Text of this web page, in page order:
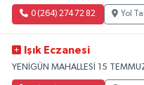
0 (264) 274 72 82 Yol
Işık Eczanesi
YENİGÜN MAHALLESİ 15